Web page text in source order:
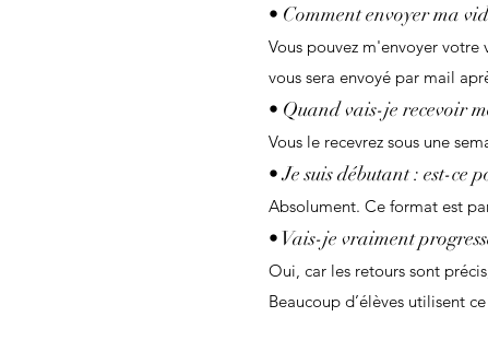
• Comment envoyer ma
Vous pouvez m'envoyer
vous sera envoyé par mail
• Quand vais-je recevoir
Vous le recevrez sous une
• Je suis débutant : est-ce
Absolument. Ce format est
• Vais-je vraiment
Oui, car les retours sont
Beaucoup d’élèves utilisent